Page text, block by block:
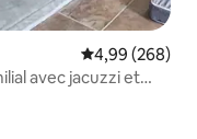
Évaluation
4,99 (268)
avec jacuzzi et